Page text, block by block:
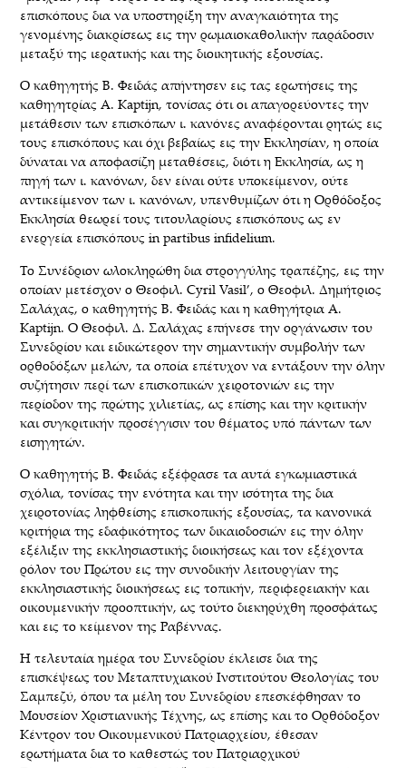
επισκόπους δια να υποστηρίξη την αναγκαιότητα της
γενομένης διακρίσεως εις την ρωμαιοκαθολικήν παράδοσιν
μεταξύ της ιερατικής και της διοικητικής εξουσίας.
Ο καθηγητής Β. Φειδάς απήντησεν εις τας ερωτήσεις της
καθηγητρίας A. Kaptijn, τονίσας ότι οι απαγορεύοντες την
μετάθεσιν των επισκόπων ι. κανόνες αναφέρονται ρητώς εις
τους επισκόπους και όχι βεβαίως εις την Εκκλησίαν, η οποία
δύναται να αποφασίζη μεταθέσεις, διότι η Εκκλησία, ως η
πηγή των ι. κανόνων, δεν είναι ούτε υποκείμενον, ούτε
αντικείμενον των ι. κανόνων, υπενθυμίζων ότι η Ορθόδοξος
Εκκλησία θεωρεί τους τιτουλαρίους επισκόπους ως εν
ενεργεία επισκόπους in partibus infidelium.
Το Συνέδριον ωλοκληρώθη δια στρογγύλης τραπέζης, εις την
οποίαν μετέσχον ο Θεοφιλ. Cyril Vasil’, ο Θεοφιλ. Δημήτριος
Σαλάχας, ο καθηγητής Β. Φειδάς και η καθηγήτρια A.
Kaptijn. Ο Θεοφιλ. Δ. Σαλάχας επήνεσε την οργάνωσιν του
Συνεδρίου και ειδικώτερον την σημαντικήν συμβολήν των
ορθοδόξων μελών, τα οποία επέτυχον να εντάξουν την όλην
συζήτησιν περί των επισκοπικών χειροτονιών εις την
περίοδον της πρώτης χιλιετίας, ως επίσης και την κριτικήν
και συγκριτικήν προσέγγισιν του θέματος υπό πάντων των
εισηγητών.
Ο καθηγητής Β. Φειδάς εξέφρασε τα αυτά εγκωμιαστικά
σχόλια, τονίσας την ενότητα και την ισότητα της δια
χειροτονίας ληφθείσης επισκοπικής εξουσίας, τα κανονικά
κριτήρια της εδαφικότητος των δικαιοδοσιών εις την όλην
εξέλιξιν της εκκλησιαστικής διοικήσεως και τον εξέχοντα
ρόλον του Πρώτου εις την συνοδικήν λειτουργίαν της
εκκλησιαστικής διοικήσεως εις τοπικήν, περιφερειακήν και
οικουμενικήν προοπτικήν, ως τούτο διεκηρύχθη προσφάτως
και εις το κείμενον της Ραβέννας.
Η τελευταία ημέρα του Συνεδρίου έκλεισε δια της
επισκέψεως του Μεταπτυχιακού Ινστιτούτου Θεολογίας του
Σαμπεζύ, όπου τα μέλη του Συνεδρίου επεσκέφθησαν το
Μουσείον Χριστιανικής Τέχνης, ως επίσης και το Ορθόδοξον
Κέντρον του Οικουμενικού Πατριαρχείου, έθεσαν
ερωτήματα δια το καθεστώς του Πατριαρχικού